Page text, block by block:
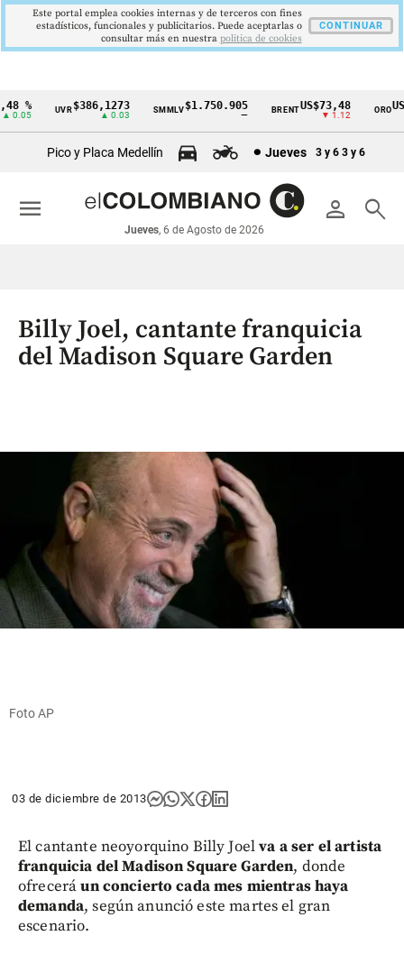
Cintillo
económicos
Colombia
% UVR$386,1273
▲ 0.03
SMMLV$1.750.905 BRENTUS$73,48
▼ 1.12
ORO
Pico y Placa Medellín Jueves 3 y 6 3 y 6
person search
Jueves, 6 de Agosto de 2026
menu
Billy Joel, cantante franquicia
del Madison Square Garden
Foto AP
03 de diciembre de 2013
El cantante neoyorquino Billy Joelva a ser el artista
franquicia del Madison Square Garden, donde
ofreceráun concierto cada mes mientras haya
demanda, según anunció este martes el gran
escenario.
Este portal emplea cookies internas y de terceros con fines
estadísticos, funcionales y publicitarios. Puede aceptarlas o
consultar más en nuestra politica de cookies
CONTINUAR